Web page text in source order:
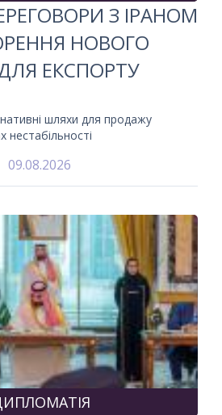
З ІРАНОМ
НОВОГО
ЕКСПОРТУ
шляхи для продажу
нестабільності
09.08.2026